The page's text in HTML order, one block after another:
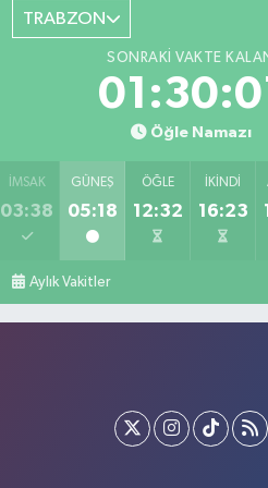
TRABZON
SONRAKI VAKTE
Öğle Namazı
İMSAK
03:38
GÜNEŞ
05:18
ÖĞLE
12:32
İKINDI
16:23
Aylık Vakitler